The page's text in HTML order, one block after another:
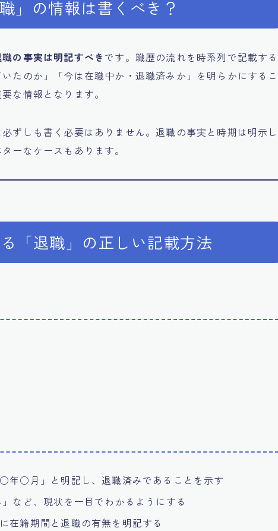
」の情報は書くべき？
の事実は明記すべきです。職歴の流れを時系列で記載する
たのか」「今は在職中か・退職済みか」を明らかにするこ
な情報となります。
ずしも書く必要はありません。退職の事実と時期は明示し
ーなケースもあります。
「退職」の正しい記載方法
○月」と明記し、退職済みであることを示す
など、現状を一目でわかるようにする
在籍期間と退職の有無を明記する